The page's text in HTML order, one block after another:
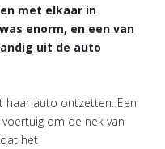
met elkaar in
enorm, en een van
uit de auto
haar auto ontzetten. Een
om de nek van
het